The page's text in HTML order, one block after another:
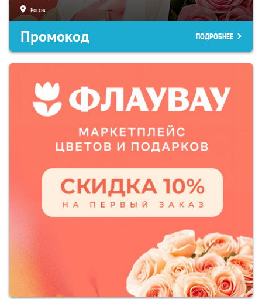
Россия
Промокод ПОДРОБНЕЕ